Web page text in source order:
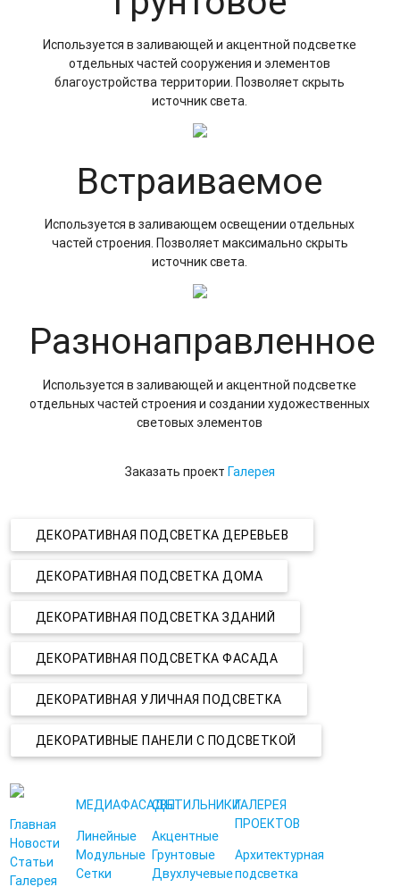
Используется в заливающей и акцентной подсветке
отдельных частей сооружения и элементов
благоустройства территории. Позволяет скрыть
источник света.
Встраиваемое
Используется в заливающем освещении отдельных
частей строения. Позволяет максимально скрыть
источник света.
Разнонаправленное
Используется в заливающей и акцентной подсветке
отдельных частей строения и создании художественных
световых элементов
Заказать проект Галерея
ДЕКОРАТИВНАЯ ПОДСВЕТКА ДЕРЕВЬЕВ
ДЕКОРАТИВНАЯ ПОДСВЕТКА ДОМА
ДЕКОРАТИВНАЯ ПОДСВЕТКА ЗДАНИЙ
ДЕКОРАТИВНАЯ ПОДСВЕТКА ФАСАДА
ДЕКОРАТИВНАЯ УЛИЧНАЯ ПОДСВЕТКА
ДЕКОРАТИВНЫЕ ПАНЕЛИ С ПОДСВЕТКОЙ
Главная
Новости
Статьи
Галерея
МЕДИАФАСАДЫ
Линейные
Модульные
Сетки
СВЕТИЛЬНИКИ
Акцентные
Грунтовые
Двухлучевые
ГАЛЕРЕЯ
ПРОЕКТОВ
Архитектурная
подсветка